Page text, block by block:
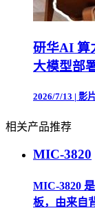
研华AI 算
大模型部
2026/7/13 | 影
相关产品推荐
MIC-3820
MIC-3820
板，由来自